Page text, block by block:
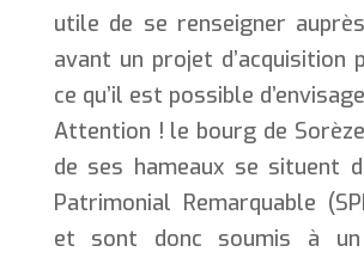
utile de se renseigner
avant un projet d’acquisition
ce qu’il est possible
Attention ! le bourg de
de ses hameaux se situent
Patrimonial Remarquable
et sont donc soumis à un